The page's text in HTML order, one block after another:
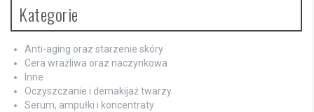
Kategorie
Anti-aging oraz starzenie skóry
Cera wrażliwa oraz naczynkowa
Inne
Oczyszczanie i demakijaż twarzy
Serum, ampułki i koncentraty